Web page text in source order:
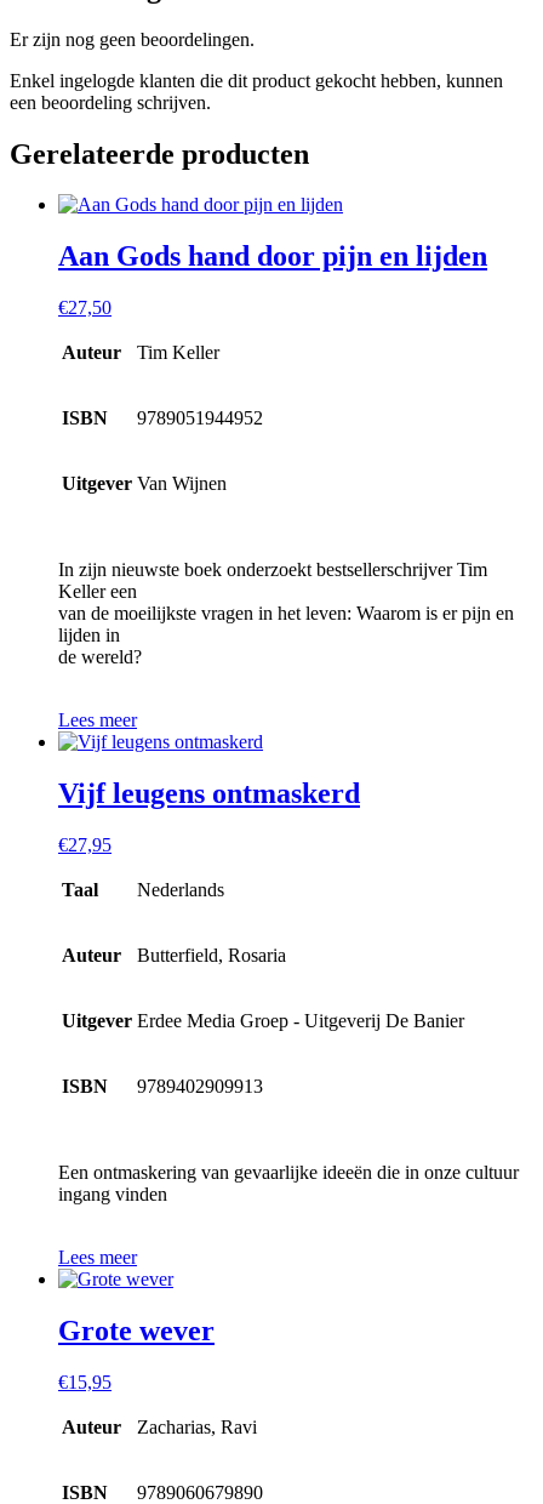
Er zijn nog geen beoordelingen.
Enkel ingelogde klanten die dit product gekocht hebben, kunnen
een beoordeling schrijven.
Gerelateerde producten
Aan Gods hand door pijn en lijden
€27,50
Auteur Tim Keller
ISBN 9789051944952
Uitgever Van Wijnen
In zijn nieuwste boek onderzoekt bestsellerschrijver Tim
Keller een
van de moeilijkste vragen in het leven: Waarom is er pijn en
lijden in
de wereld?
Lees meer
Vijf leugens ontmaskerd
€27,95
Taal Nederlands
Auteur Butterfield, Rosaria
Uitgever Erdee Media Groep - Uitgeverij De Banier
ISBN 9789402909913
Een ontmaskering van gevaarlijke ideeën die in onze cultuur
ingang vinden
Lees meer
Grote wever
€15,95
Auteur Zacharias, Ravi
ISBN 9789060679890